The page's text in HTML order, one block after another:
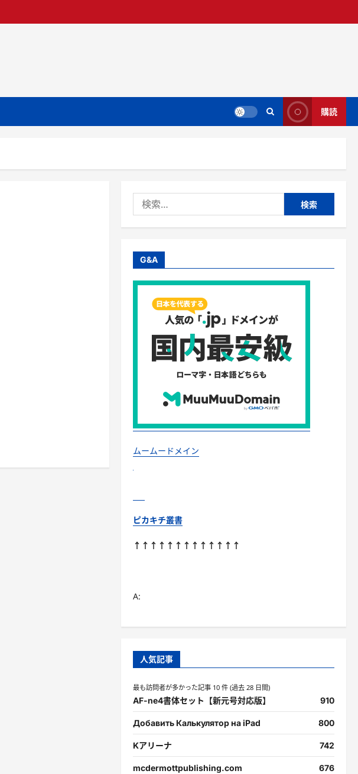
購読
索:
G&A
ムームードメイン
ピカキチ叢書
↑↑↑↑↑↑↑↑↑↑↑↑↑
A:
人気記事
最も訪問者が多かった記事 10 件 (過去 28 日間)
AF-ne4書体セット【新元号対応版】 910
Добавить Калькулятор на iPad 800
Kアリーナ 742
mcdermottpublishing.com 676